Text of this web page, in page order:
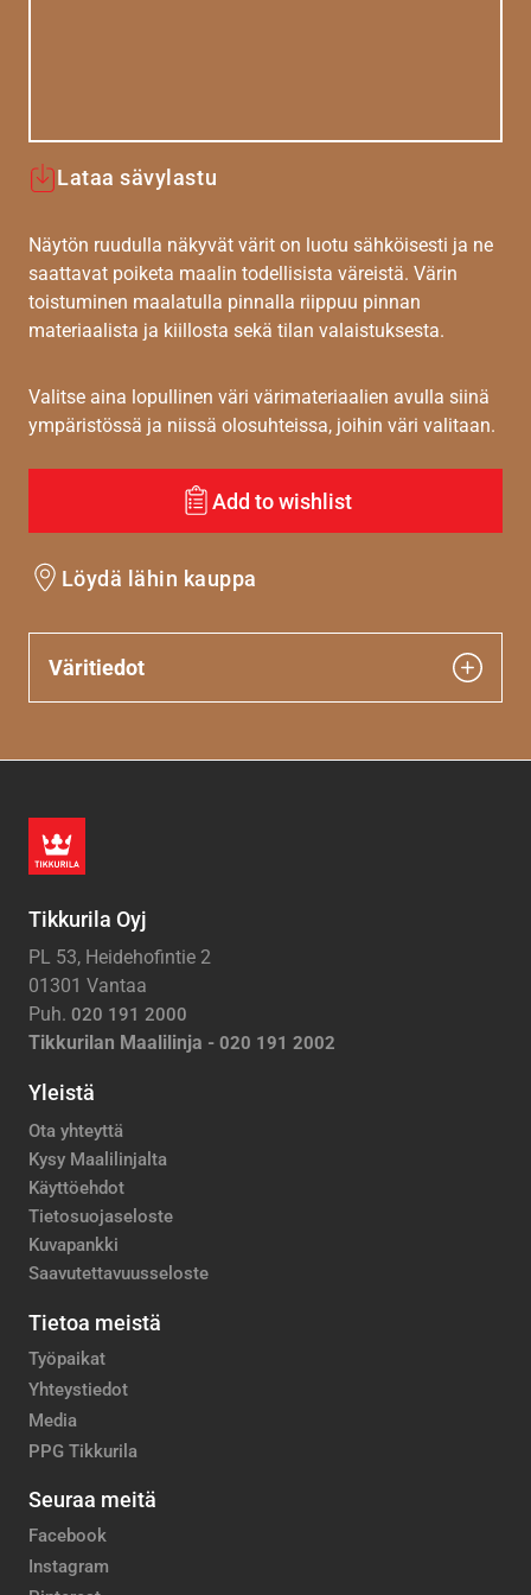
Lataa sävylastu
Näytön ruudulla näkyvät värit on luotu sähköisesti ja ne
saattavat poiketa maalin todellisista väreistä. Värin
toistuminen maalatulla pinnalla riippuu pinnan
materiaalista ja kiillosta sekä tilan valaistuksesta.
Valitse aina lopullinen väri värimateriaalien avulla siinä
ympäristössä ja niissä olosuhteissa, joihin väri valitaan.
Add to wishlist
Löydä lähin kauppa
Väritiedot
Tikkurila Oyj
PL 53, Heidehofintie 2
01301 Vantaa
Puh. 020 191 2000
Tikkurilan Maalilinja - 020 191 2002
Yleistä
Ota yhteyttä
Kysy Maalilinjalta
Käyttöehdot
Tietosuojaseloste
Kuvapankki
Saavutettavuusseloste
Tietoa meistä
Työpaikat
Yhteystiedot
Media
PPG Tikkurila
Seuraa meitä
Facebook
Instagram